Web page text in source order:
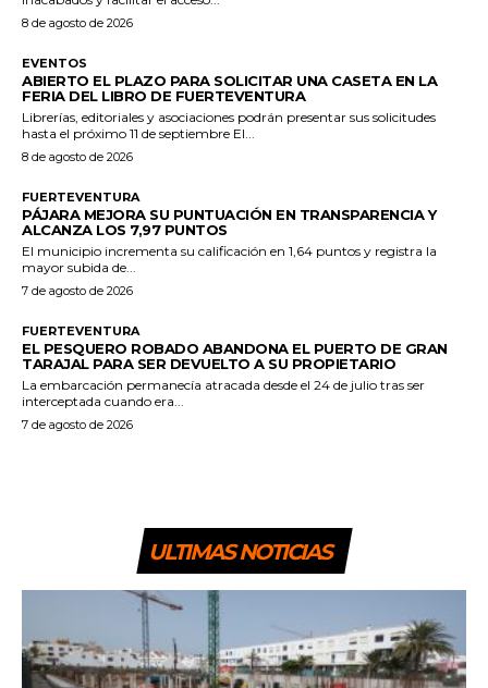
8 de agosto de 2026
EVENTOS
ABIERTO EL PLAZO PARA SOLICITAR UNA CASETA EN LA
FERIA DEL LIBRO DE FUERTEVENTURA
Librerías, editoriales y asociaciones podrán presentar sus solicitudes
hasta el próximo 11 de septiembre El...
8 de agosto de 2026
FUERTEVENTURA
PÁJARA MEJORA SU PUNTUACIÓN EN TRANSPARENCIA Y
ALCANZA LOS 7,97 PUNTOS
El municipio incrementa su calificación en 1,64 puntos y registra la
mayor subida de...
7 de agosto de 2026
FUERTEVENTURA
EL PESQUERO ROBADO ABANDONA EL PUERTO DE GRAN
TARAJAL PARA SER DEVUELTO A SU PROPIETARIO
La embarcación permanecía atracada desde el 24 de julio tras ser
interceptada cuando era...
7 de agosto de 2026
ULTIMAS NOTICIAS